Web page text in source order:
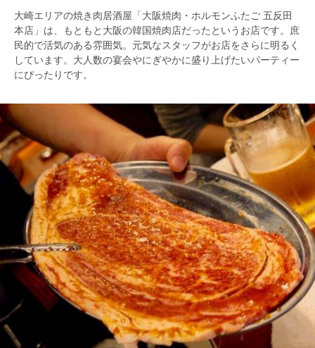
大崎エリアの焼き肉居酒屋「大阪焼肉・ホルモンふたご 五反田
本店」は、もともと大阪の韓国焼肉店だったというお店です。庶
民的で活気のある雰囲気。元気なスタッフがお店をさらに明るく
しています。大人数の宴会やにぎやかに盛り上げたいパーティー
にぴったりです。